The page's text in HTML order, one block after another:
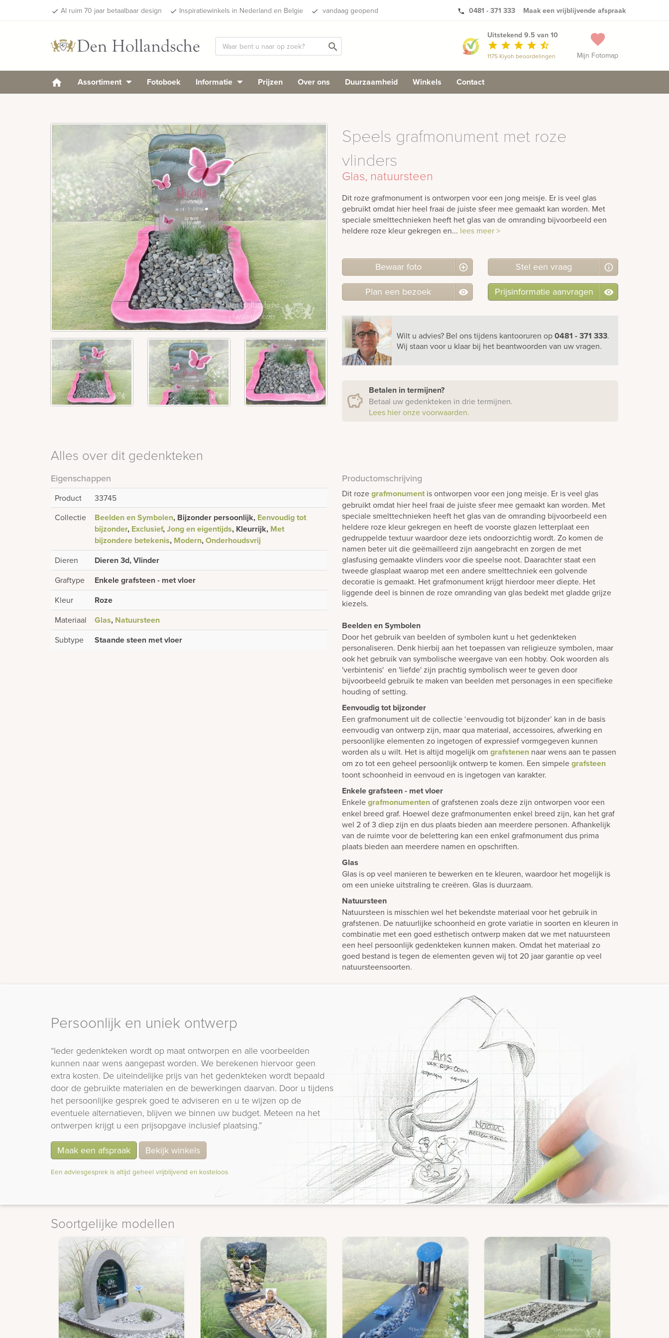
done Al ruim 70 jaar betaalbaar design done Inspiratiewinkels in Nederland en Belgie done vandaag geopend phone 0481 - 371 333 Maak een vrijblijvende afspraak
search favorite
Mijn Fotomap
Uitstekend 9.5 van 10
star star star star star_half
1175 Kiyoh beoordelingen
Assortiment Fotoboek Informatie Prijzen Over ons Duurzaamheid Winkels Contact
Speels grafmonument met roze
vlinders
Glas, natuursteen
Dit roze grafmonument is ontworpen voor een jong meisje. Er is veel glas
gebruikt omdat hier heel fraai de juiste sfeer mee gemaakt kan worden. Met
speciale smelttechnieken heeft het glas van de omranding bijvoorbeeld een
heldere roze kleur gekregen en... lees meer >
Bewaar foto Stel een vraag
Plan een bezoek Prijsinformatie aanvragen
Wilt u advies? Bel onstijdens kantooruren op0481 - 371 333.
Wij staan voor u klaar bij het beantwoorden van uw vragen.
Betalen in termijnen?
Betaal uw gedenkteken in drie termijnen.
Lees hier onze voorwaarden.
Alles over dit gedenkteken
Eigenschappen
Product
33745
Collectie
Beelden en Symbolen, Bijzonder persoonlijk, Eenvoudig tot
bijzonder, Exclusief,Jong en eigentijds, Kleurrijk, Met
bijzondere betekenis, Modern,Onderhoudsvrij
Dieren Dieren 3d, Vlinder
Graftype Enkele grafsteen - met vloer
Kleur Roze
Materiaal Glas, Natuursteen
Subtype Staande steen met vloer
Productomschrijving
Dit rozegrafmonument is ontworpen voor een jong meisje. Er is veel glas
gebruikt omdat hier heel fraai de juiste sfeer mee gemaakt kan worden. Met
speciale smelttechnieken heeft het glas van de omranding bijvoorbeeld een
heldere roze kleur gekregen en heeft de voorste glazen letterplaat een
gedruppelde textuur waardoor deze iets ondoorzichtig wordt. Zo komen de
namen beter uit die geëmailleerd zijn aangebracht en zorgen de met
glasfusing gemaakte vlinders voor die speelse noot. Daarachter staat een
tweede glasplaat waarop met een andere smelttechniek een golvende
decoratie is gemaakt. Het grafmonument krijgt hierdoor meer diepte. Het
liggende deel is binnen de roze omranding van glas bedekt met gladde grijze
kiezels.
Beelden en Symbolen
Door het gebruik van beelden of symbolen kunt u het gedenkteken
personaliseren. Denk hierbij aan het toepassen van religieuze symbolen, maar
ook het gebruik van symbolische weergave van een hobby. Ook woorden als
'verbintenis' en 'liefde' zijn prachtig symbolisch weer te geven door
bijvoorbeeld gebruik te maken van beelden met personages in een specifieke
houding of setting.
Eenvoudig tot bijzonder
Een grafmonument uit de collectie ‘eenvoudig tot bijzonder’ kan in de basis
eenvoudig van ontwerp zijn, maar qua materiaal, accessoires, afwerking en
persoonlijke elementen zo ingetogen of expressief vormgegeven kunnen
worden als u wilt. Het is altijd mogelijk om grafstenen naar wens aan te passen
om zo tot een geheel persoonlijk ontwerp te komen. Een simpelegrafsteen
toont schoonheid in eenvoud en is ingetogen van karakter.
Enkele grafsteen - met vloer
Enkelegrafmonumentenof grafstenen zoals deze zijn ontworpen voor een
enkel breed graf. Hoewel deze grafmonumenten enkel breed zijn, kan het graf
wel 2 of 3 diep zijn en dus plaats bieden aan meerdere personen. Afhankelijk
van de ruimte voor de belettering kan een enkel grafmonument dus prima
plaats bieden aan meerdere namen en opschriften.
Glas
Glas is op veel manieren te bewerken en te kleuren, waardoor het mogelijk is
om een unieke uitstraling te creëren. Glas is duurzaam.
Natuursteen
Natuursteen is misschien wel het bekendste materiaal voor het gebruik in
grafstenen. De natuurlijke schoonheid en grote variatie in soorten en kleuren in
combinatie met een goed esthetisch ontwerp maken dat we met natuursteen
een heel persoonlijk gedenkteken kunnen maken. Omdat het materiaal zo
goed bestand is tegen de elementen geven wij tot 20 jaar garantie op veel
natuursteensoorten.
Persoonlijk en uniek ontwerp
“Ieder gedenkteken wordt op maat ontworpen en alle voorbeelden
kunnen naar wens aangepast worden. We berekenen hiervoor geen
extra kosten. De uiteindelijke prijs van het gedenkteken wordt bepaald
door de gebruikte materialen en de bewerkingen daarvan. Door u tijdens
het persoonlijke gesprek goed te adviseren en u te wijzen op de
eventuele alternatieven, blijven we binnen uw budget. Meteen na het
ontwerpen krijgt u een prijsopgave inclusief plaatsing.”
Maak een afspraak Bekijk winkels
Een adviesgesprek is altijd geheel vrijblijvend en kosteloos
Soortgelijke modellen